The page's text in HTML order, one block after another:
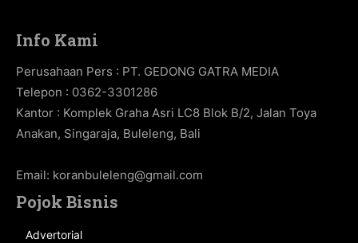
Info Kami
Perusahaan Pers : PT. GEDONG GATRA MEDIA
Telepon : 0362-3301286
Kantor : Komplek Graha Asri LC8 Blok B/2, Jalan Toya
Anakan, Singaraja, Buleleng, Bali
Email: koranbuleleng@gmail.com
Pojok Bisnis
Advertorial